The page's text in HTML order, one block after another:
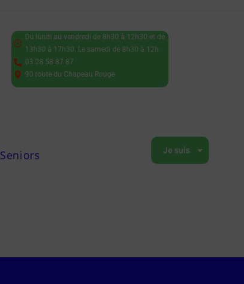
Du lundi au vendredi de 8h30 à 12h30 et de
13h30 à 17h30. Le samedi de 8h30 à 12h.
03 28 58 87 87
90 route du Chapeau Rouge
Seniors Je suis